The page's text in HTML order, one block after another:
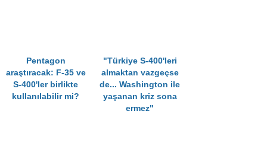
Pentagon
araştıracak: F-35 ve
S-400'ler birlikte
kullanılabilir mi?
"Türkiye S-400'leri
almaktan vazgeçse
de... Washington ile
yaşanan kriz sona
ermez"